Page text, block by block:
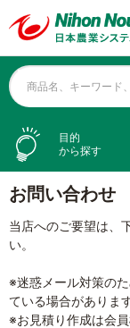
商品名、キーワード
目的
から探す
お問い合わせ
当店へのご要望は、
い。
※迷惑メール対策の
ている場合がありま
※お見積り作成は会